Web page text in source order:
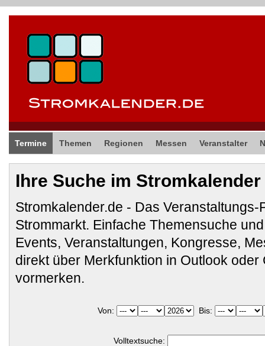
Termine Themen Regionen Messen Veranstalter
Ihre Suche im Stromkalender
Stromkalender.de - Das Veranstaltungs-
Strommarkt. Einfache Themensuche
Events, Veranstaltungen, Kongresse,
direkt über Merkfunktion in Outlook oder
vormerken.
Von: Bis:
Volltextsuche: